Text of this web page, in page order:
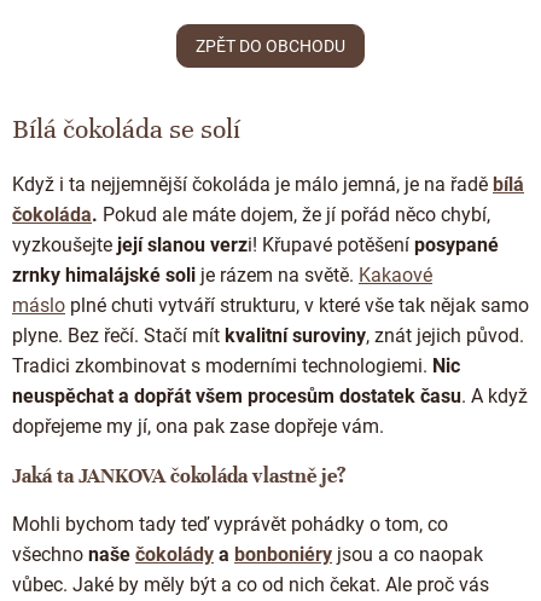
Vánoční čokolády
Exkluzivní (limitované) spolupráce
Cibulové chutney
Proteinová čokoláda
Čokoládové nářadí
Snídaňové kaše
Káva - Coffeespot
Ořechy a ovoce
Doplňkový prodej
Čokoládové nápoje
Kokosový cukr
Čokoláda k dalšímu zpracování
ZPĚT DO OBCHODU
Bílá čokoláda se solí
Když i ta nejjemnější čokoláda je málo jemná, je na řadě bílá
čokoláda. Pokud ale máte dojem, že jí pořád něco chybí,
vyzkoušejte její slanou verzi! Křupavé potěšení posypané
zrnky himalájské soli je rázem na světě. Kakaové
máslo plné chuti vytváří strukturu, v které vše tak nějak samo
plyne. Bez řečí. Stačí mít kvalitní suroviny, znát jejich původ.
Tradici zkombinovat s moderními technologiemi. Nic
neuspěchat a dopřát všem procesům dostatek času. A když
dopřejeme my jí, ona pak zase dopřeje vám.
Jaká ta JANKOVA čokoláda vlastně je?
Mohli bychom tady teď vyprávět pohádky o tom, co
všechno naše čokolády a bonboniéry jsou a co naopak
vůbec. Jaké by měly být a co od nich čekat. Ale proč vás